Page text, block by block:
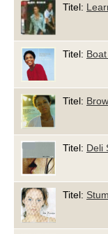
Titel:
Titel:
Titel:
Titel: Deli
Titel: